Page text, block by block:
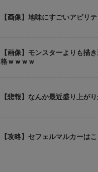
【画像】地味にすごいアビリ
【画像】モンスターよりも描
格ｗｗｗｗ
【悲報】なんか最近盛り上が
【攻略】セフェルマルカーは